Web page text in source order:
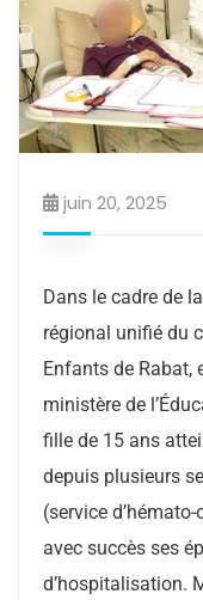
juin 20, 2025
Dans le cadre de
régional unifié du
Enfants de Rabat,
ministère de
fille de 15 ans
depuis plusieurs
(service
avec succès ses
d’hospitalisation.